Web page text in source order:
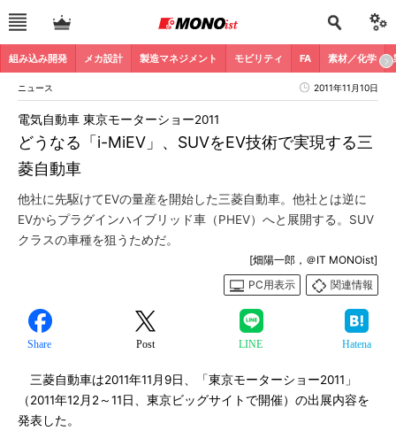
組み込み開発 メカ設計 製造マネジメント モビリティ FA 素材／化学
ニュース 2011年11月10日
どうなる「i-MiEV」、SUVをEV技術で実現する三
菱自動車
電気自動車 東京モーターショー2011
他社に先駆けてEVの量産を開始した三菱自動車。他社とは逆に
EVからプラグインハイブリッド車（PHEV）へと展開する。SUV
クラスの車種を狙うためだ。
[畑陽一郎，＠IT MONOist]
PC用表示
関連情報
Share Post LINE Hatena
三菱自動車は2011年11月9日、「東京モーターショー2011」
（2011年12月2～11日、東京ビッグサイトで開催）の出展内容を
発表した。